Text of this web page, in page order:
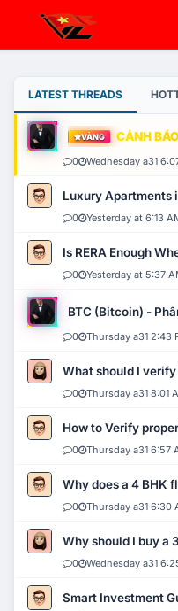
LATEST THREADS
VÀNG CẢNH
0 Wednesday a31
Luxury Apartments
0 Yesterday at 6:13
Is RERA Enough
0 Yesterday at 5:37
BTC (Bitcoin) -
0 Thursday a31 2:43
What should I verify
0 Thursday a31 8:01
How to Verify
0 Thursday a31 6:57
Why does a 4 BHK
0 Thursday a31 6:30
Why should I buy a
0 Wednesday a31
Smart Investment